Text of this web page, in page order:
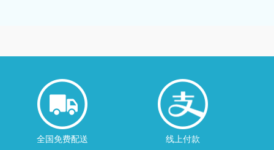
全国免费配送 线上付款